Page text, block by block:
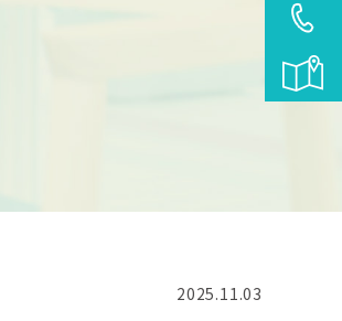
2025.11.03